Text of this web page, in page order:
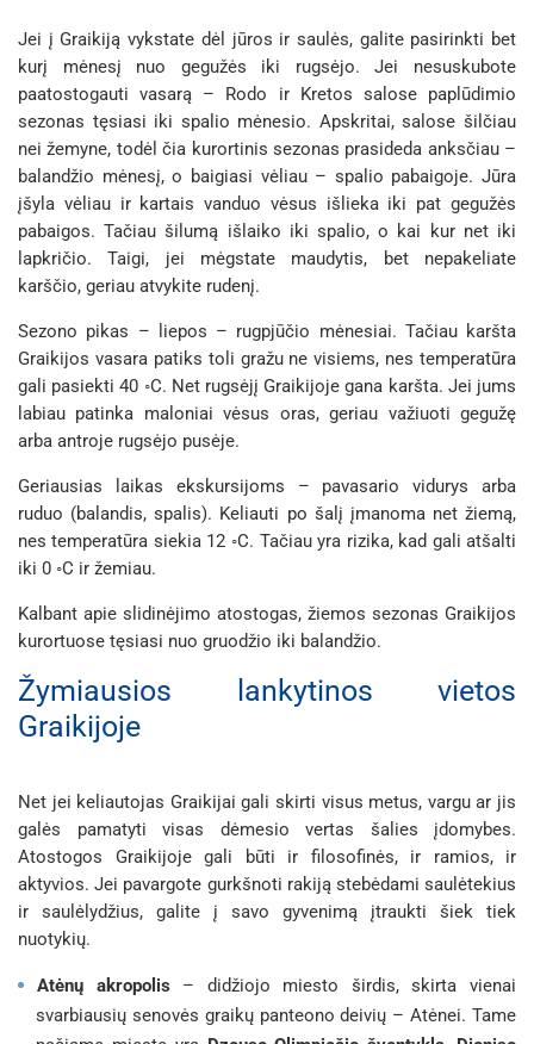
Jei į Graikiją vykstate dėl jūros ir saulės, galite pasirinkti bet
kurį mėnesį nuo gegužės iki rugsėjo. Jei nesuskubote
paatostogauti vasarą – Rodo ir Kretos salose paplūdimio
sezonas tęsiasi iki spalio mėnesio. Apskritai, salose šilčiau
nei žemyne, todėl čia kurortinis sezonas prasideda anksčiau –
balandžio mėnesį, o baigiasi vėliau – spalio pabaigoje. Jūra
įšyla vėliau ir kartais vanduo vėsus išlieka iki pat gegužės
pabaigos. Tačiau šilumą išlaiko iki spalio, o kai kur net iki
lapkričio. Taigi, jei mėgstate maudytis, bet nepakeliate
karščio, geriau atvykite rudenį.
Sezono pikas – liepos – rugpjūčio mėnesiai. Tačiau karšta
Graikijos vasara patiks toli gražu ne visiems, nes temperatūra
gali pasiekti 40 ◦C. Net rugsėjį Graikijoje gana karšta. Jei jums
labiau patinka maloniai vėsus oras, geriau važiuoti gegužę
arba antroje rugsėjo pusėje.
Geriausias laikas ekskursijoms – pavasario vidurys arba
ruduo (balandis, spalis). Keliauti po šalį įmanoma net žiemą,
nes temperatūra siekia 12 ◦C. Tačiau yra rizika, kad gali atšalti
iki 0 ◦C ir žemiau.
Kalbant apie slidinėjimo atostogas, žiemos sezonas Graikijos
kurortuose tęsiasi nuo gruodžio iki balandžio.
Žymiausios lankytinos vietos
Graikijoje
Net jei keliautojas Graikijai gali skirti visus metus, vargu ar jis
galės pamatyti visas dėmesio vertas šalies įdomybes.
Atostogos Graikijoje gali būti ir filosofinės, ir ramios, ir
aktyvios. Jei pavargote gurkšnoti rakijąstebėdami saulėtekius
ir saulėlydžius, galite į savo gyvenimą įtraukti šiek tiek
nuotykių.
Atėnų akropolis – didžiojo miesto širdis, skirta vienai
svarbiausių senovės graikų panteono deivių – Atėnei. Tame